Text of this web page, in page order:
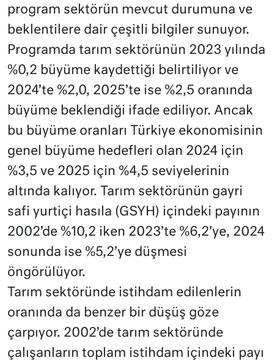
program sektörün mevcut durumuna ve
beklentilere dair çeşitli bilgiler sunuyor.
Programda tarım sektörünün 2023 yılında
%0,2 büyüme kaydettiği belirtiliyor ve
2024’te %2,0, 2025’te ise %2,5 oranında
büyüme beklendiği ifade ediliyor. Ancak
bu büyüme oranları Türkiye ekonomisinin
genel büyüme hedefleri olan 2024 için
%3,5 ve 2025 için %4,5 seviyelerinin
altında kalıyor. Tarım sektörünün gayri
safi yurtiçi hasıla (GSYH) içindeki payının
2002’de %10,2 iken 2023’te %6,2’ye, 2024
sonunda ise %5,2’ye düşmesi
öngörülüyor.
Tarım sektöründe istihdam edilenlerin
oranında da benzer bir düşüş göze
çarpıyor. 2002’de tarım sektöründe
çalışanların toplam istihdam içindeki payı